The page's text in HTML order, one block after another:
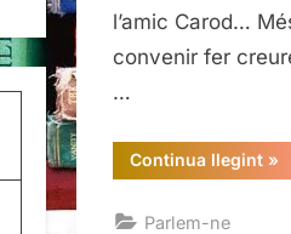
l’amic Carod…
convenir fer
…
Continua llegint »
Parlem-ne